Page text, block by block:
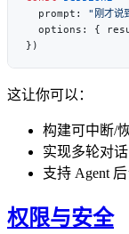
  prompt:
"刚才说
这让你可以：
构建可中断/
实现多轮对
支持 Agent
权限与安全